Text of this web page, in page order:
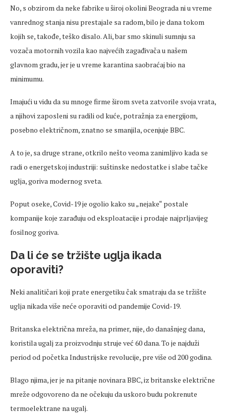
No, s obzirom da neke fabrike u široj okolini Beograda ni u vreme
vanrednog stanja nisu prestajale sa radom, bilo je dana tokom
kojih se, takođe, teško disalo. Ali, bar smo skinuli sumnju sa
vozača motornih vozila kao najvećih zagađivača u našem
glavnom gradu, jer je u vreme karantina saobraćaj bio na
minimumu.
Imajući u vidu da su mnoge firme širom sveta zatvorile svoja vrata,
a njihovi zaposleni su radili od kuće, potražnja za energijom,
posebno električnom, znatno se smanjila, ocenjuje BBC.
A to je, sa druge strane, otkrilo nešto veoma zanimljivo kada se
radi o energetskoj industriji: suštinske nedostatke i slabe tačke
uglja, goriva modernog sveta.
Poput oseke, Covid-19 je ogolio kako su „nejake“ postale
kompanije koje zarađuju od eksploatacije i prodaje najprljavijeg
fosilnog goriva.
Da li će se tržište uglja ikada
oporaviti?
Neki analitičari koji prate energetiku čak smatraju da se tržište
uglja nikada više neće oporaviti od pandemije Covid-19.
Britanska električna mreža, na primer, nije, do današnjeg dana,
koristila ugalj za proizvodnju struje već 60 dana. To je najduži
period od početka Industrijske revolucije, pre više od 200 godina.
Blago njima, jer je na pitanje novinara BBC, iz britanske električne
mreže odgovoreno da ne očekuju da uskoro budu pokrenute
termoelektrane na ugalj.